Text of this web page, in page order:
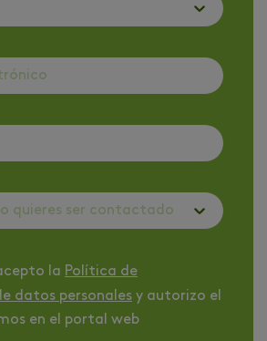
quieres ser contactado
la Política de
datos personales y autorizo el
en el portal web